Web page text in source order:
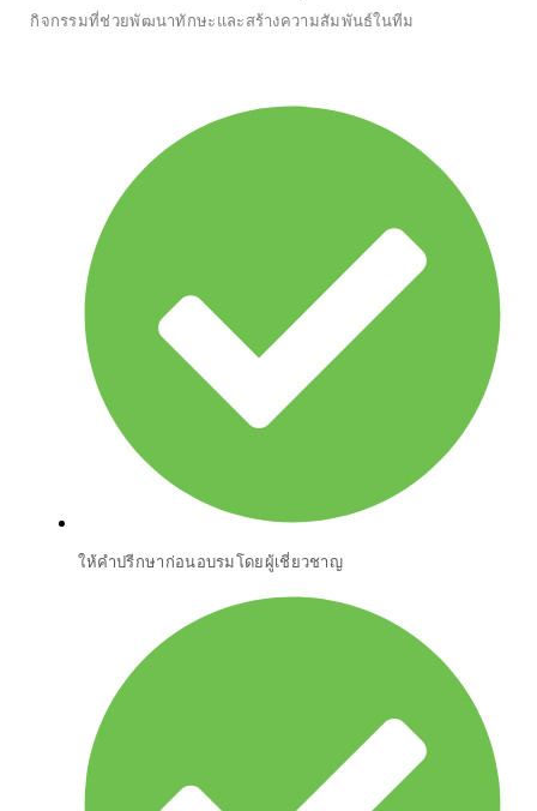
กิจกรรมที่ช่วยพัฒนาทักษะและสร้างความสัมพันธ์ในทีม
ให้คำปรีกษาก่อนอบรมโดยผู้เชี่ยวชาญ